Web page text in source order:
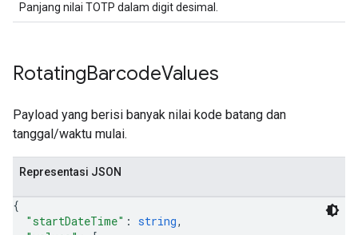
Panjang nilai TOTP dalam digit desimal.
RotatingBarcodeValues
Payload yang berisi banyak nilai kode batang dan
tanggal/waktu mulai.
Representasi JSON
{
"startDateTime" : string,